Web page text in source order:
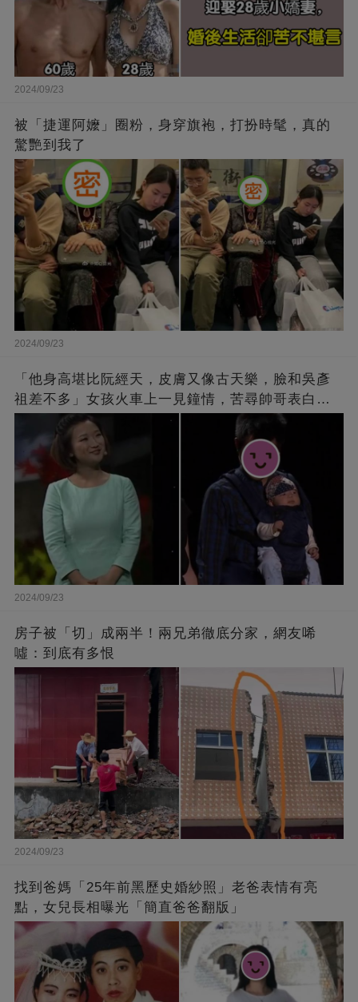
2024/09/23
被「捷運阿嬤」圈粉，身穿旗袍，打扮時髦，真的
驚艷到我了
2024/09/23
「他身高堪比阮經天，皮膚又像古天樂，臉和吳彥
祖差不多」女孩火車上一見鐘情，苦尋帥哥表白，
最后卻尷尬不已
2024/09/23
房子被「切」成兩半！兩兄弟徹底分家，網友唏
噓：到底有多恨
2024/09/23
找到爸媽「25年前黑歷史婚紗照」老爸表情有亮
點，女兒長相曝光「簡直爸爸翻版」